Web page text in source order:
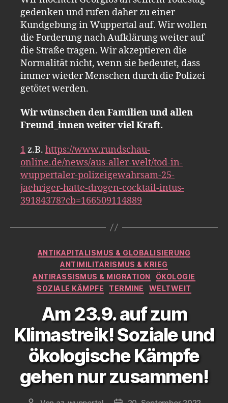
gedenken und rufen daher zu einer
Kundgebung in Wuppertal auf. Wir wollen
die Forderung nach Aufklärung weiter auf
die Straße tragen. Wir akzeptieren die
Normalität nicht, wenn sie bedeutet, dass
immer wieder Menschen durch die Polizei
getötet werden.
Wir wünschen den Familien und allen
Freund_innen weiter viel Kraft.
1 z.B. https://www.rundschau-
online.de/news/aus-aller-welt/tod-in-
wuppertaler-polizeigewahrsam-25-
jaehriger-hatte-drogen-cocktail-intus-
39184378?cb=166509114889
Kategorien
ANTIKAPITALISMUS & GLOBALISIERUNG
ANTIMILITARISMUS & KRIEG
ANTIRASSISMUS & MIGRATION
ÖKOLOGIE
SOZIALE KÄMPFE
TERMINE WELTWEIT
Am 23.9. auf zum
Klimastreik! Soziale und
ökologische Kämpfe
gehen nur zusammen!